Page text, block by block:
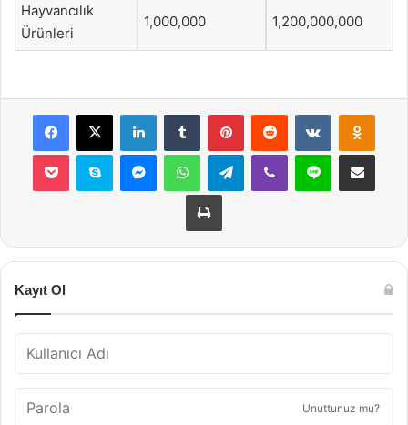
Hayvancılık
Ürünleri
1,000,000 1,200,000,000
Facebook
X LinkedInTumblr PinterestReddit VKontakte
Pocket Skype MessengerWhatsAppTelegramViber Line E-Posta ile
Yazdır
Kayıt Ol
Unuttunuz mu?